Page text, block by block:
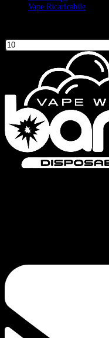
Vape Ricaricabile